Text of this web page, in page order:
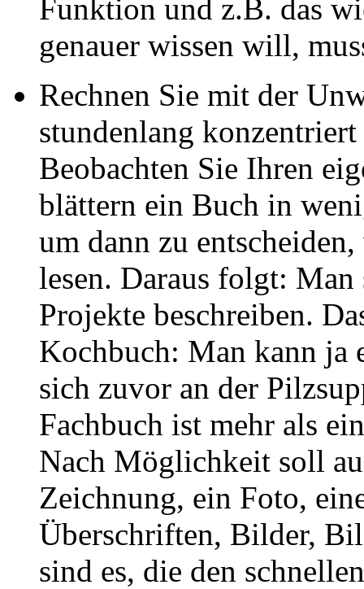
Funktion und z.B. das
genauer wissen will,
Rechnen Sie mit der
stundenlang
Beobachten Sie Ihren
blättern ein Buch in
um dann zu
lesen. Daraus folgt: Man
Projekte beschreiben.
Kochbuch: Man kann ja
sich zuvor an der
Fachbuch ist mehr als
Nach Möglichkeit soll
Zeichnung, ein Foto,
Überschriften, Bilder,
sind es, die den